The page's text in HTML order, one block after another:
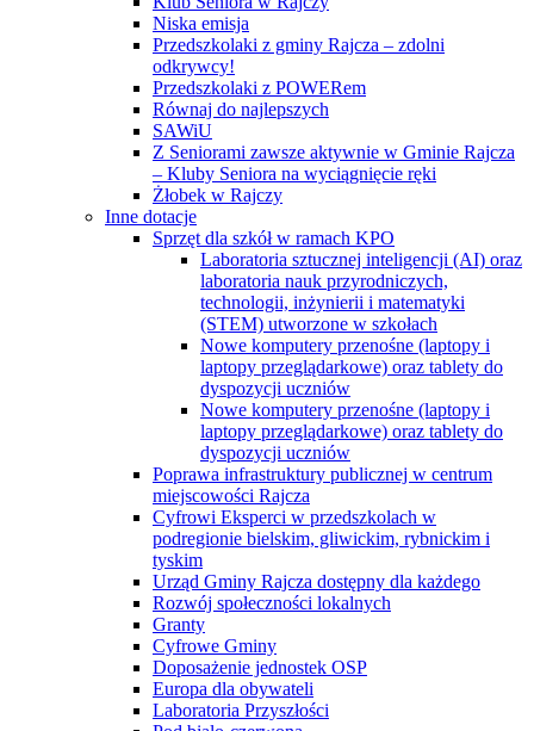
Niska emisja
Przedszkolaki z gminy Rajcza – zdolni
odkrywcy!
Przedszkolaki z POWERem
Równaj do najlepszych
SAWiU
Z Seniorami zawsze aktywnie w Gminie Rajcza
– Kluby Seniora na wyciągnięcie ręki
Żłobek w Rajczy
Inne dotacje
Sprzęt dla szkół w ramach KPO
Laboratoria sztucznej inteligencji (AI) oraz
laboratoria nauk przyrodniczych,
technologii, inżynierii i matematyki
(STEM) utworzone w szkołach
Nowe komputery przenośne (laptopy i
laptopy przeglądarkowe) oraz tablety do
dyspozycji uczniów
Nowe komputery przenośne (laptopy i
laptopy przeglądarkowe) oraz tablety do
dyspozycji uczniów
Poprawa infrastruktury publicznej w centrum
miejscowości Rajcza
Cyfrowi Eksperci w przedszkolach w
podregionie bielskim, gliwickim, rybnickim i
tyskim
Urząd Gminy Rajcza dostępny dla każdego
Rozwój społeczności lokalnych
Granty
Cyfrowe Gminy
Doposażenie jednostek OSP
Europa dla obywateli
Laboratoria Przyszłości